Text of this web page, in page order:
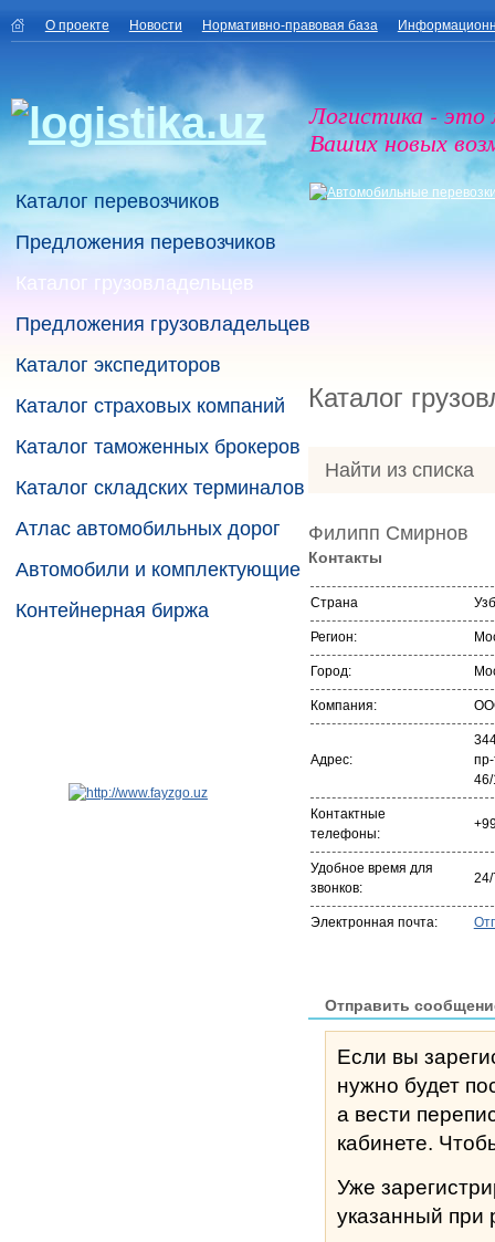
О проекте Новости Нормативно-правовая база
Логистика - это
Ваших новых
Каталог перевозчиков
Предложения перевозчиков
Каталог грузовладельцев
Предложения грузовладельцев
Каталог экспедиторов
Каталог страховых компаний
Каталог таможенных брокеров
Каталог складских терминалов
Атлас автомобильных дорог
Автомобили и комплектующие
Контейнерная биржа
Каталог
Найти из списка
Филипп Смирнов
Контакты
Страна
Регион:
Город:
Компания:
Адрес:
Контактные
телефоны:
Удобное время для
звонков:
24/
Электронная почта:
Отправить
Если вы
нужно будет
а вести
Уже
указанный при